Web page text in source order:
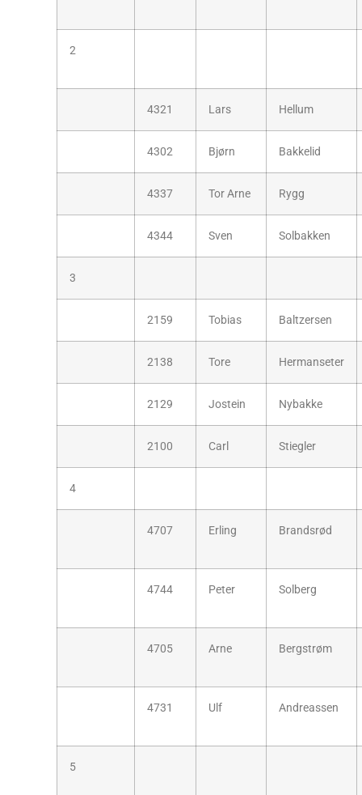
2
4321 Lars Hellum
4302 Bjørn Bakkelid
4337 Tor Arne Rygg
4344 Sven Solbakken
3
2159 Tobias Baltzersen
2138 Tore Hermanseter
2129 Jostein Nybakke
2100 Carl Stiegler
4
4707 Erling Brandsrød
4744 Peter Solberg
4705 Arne Bergstrøm
4731 Ulf Andreassen
5